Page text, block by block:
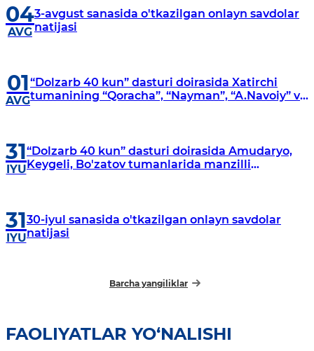
04
AVG
3-avgust sanasida o'tkazilgan onlayn savdolar
natijasi
01
AVG
“Dolzarb 40 kun” dasturi doirasida Xatirchi
tumanining “Qoracha”, “Nayman”, “A.Navoiy” va
31
IYU
“Dolzarb 40 kun” dasturi doirasida Amudaryo,
Keygeli, Bo'zatov tumanlarida manzilli
31
IYU
30-iyul sanasida o'tkazilgan onlayn savdolar
natijasi
Barcha yangiliklar
FAOLIYATLAR YO‘NALISHI